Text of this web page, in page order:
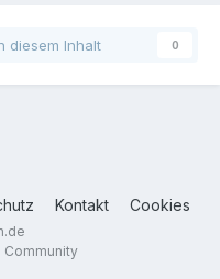
diesem Inhalt 0
Kontakt Cookies
Community